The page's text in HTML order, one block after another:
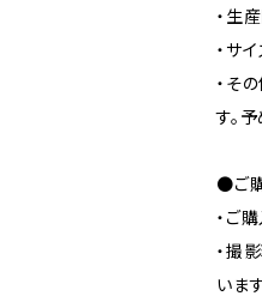
・生
・サ
・そ
す。
●ご
・ご
・撮
います